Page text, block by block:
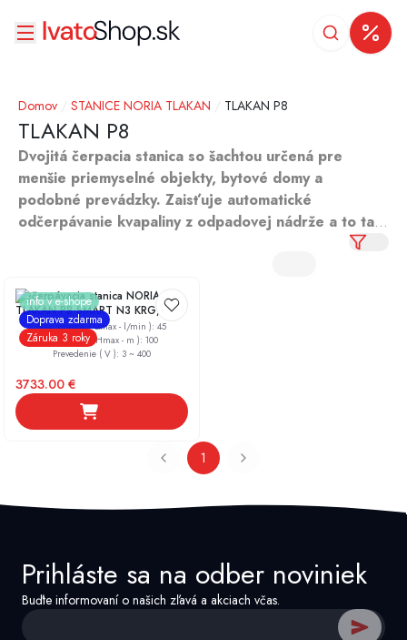
Domov STANICE NORIA TLAKAN TLAKAN P8
TLAKAN P8
Dvojitá čerpacia stanica so šachtou určená pre
menšie priemyselné objekty, bytové domy a
podobné prevádzky. Zaisťuje automatické
odčerpávanie kvapaliny z odpadovej nádrže a to tak,
info v e-shope
Doprava zdarma
Záruka 3 roky
Prečerpávacia stanica NORIA
TLAKAN P8 SMART N3 KRG,
400V SMART, komplet so
šachtou
Max. prietok ( Qmax - l/min ):45
Max. výtlak ( Hmax - m ):100
Prevedenie ( V ): 3 ~ 400
3733.00 €
1
Prihláste sa na odber noviniek
Buďte informovaní o našich zľavá a akciach včas.